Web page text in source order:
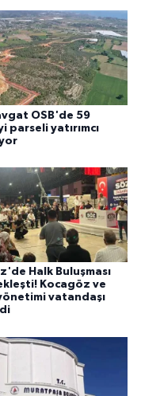
OSB'de 59
parseli yatırımcı
Halk Buluşması
Kocagöz ve
vatandaşı